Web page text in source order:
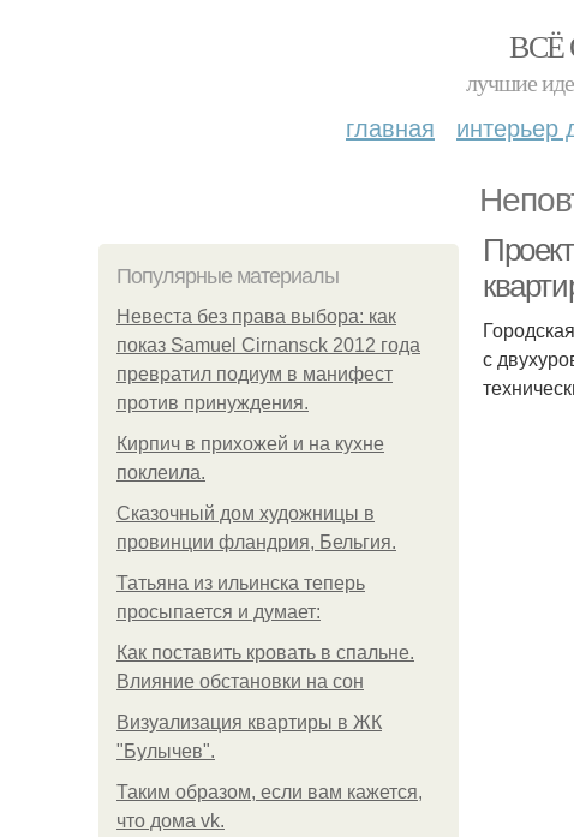
ВСЁ
лучшие
главная интерьер
Популярные материалы
Невеста без права выбора: как
показ Samuel Cirnansck 2012 года
превратил подиум в манифест
против принуждения.
Кирпич в прихожей и на кухне
поклеила.
Сказочный дом художницы в
провинции фландрия, Бельгия.
Татьяна из ильинска теперь
просыпается и думает:
Как поставить кровать в спальне.
Влияние обстановки на сон
Визуализация квартиры в ЖК
"Булычев".
Таким образом, если вам кажется,
что дома vk.
с